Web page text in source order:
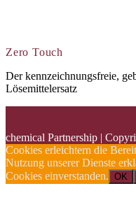
Zero Touch
Der kennzeichnungsfreie,
Lösemittelersatz
Cookies erleichtern die
Nutzung unserer Dienste
Cookies einverstanden. OK